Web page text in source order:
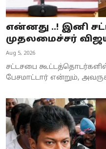
World
Astrology
Spirituality
Weather
Politics
என்னது ..! இனி
முதலமைச்சர்
Aug 5, 2026
சட்டசபை
பேசமாட்டார் என்றும்,